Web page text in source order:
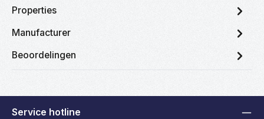
Properties
Manufacturer
Beoordelingen
Service hotline